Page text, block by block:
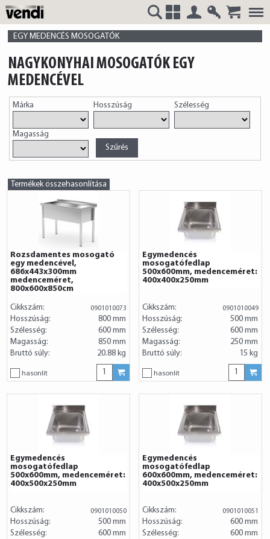
VENDI
HUNGÁRIA
EGY MEDENCÉS MOSOGATÓK
NAGYKONYHAI MOSOGATÓK EGY
MEDENCÉVEL
Márka Hosszúság Szélesség
Magasság
Termékek összehasonlítása
Rozsdamentes mosogató
egy medencével,
686x443x300mm
medenceméret,
800x600x850cm
Cikkszám: 0901010073
Hosszúság:
800 mm
Szélesség:
600 mm
Magasság:
850 mm
Bruttó súly:
20.88 kg
hasonlít
Egymedencés
mosogatófedlap
500x600mm, medenceméret:
400x400x250mm
Cikkszám: 0901010049
Hosszúság:
500 mm
Szélesség:
600 mm
Magasság:
250 mm
Bruttó súly:
15 kg
hasonlít
Egymedencés
mosogatófedlap
500x600mm, medenceméret:
400x500x250mm
Cikkszám: 0901010050
Hosszúság:
500 mm
Szélesség:
600 mm
Egymedencés
mosogatófedlap
600x600mm, medenceméret:
400x500x250mm
Cikkszám: 0901010051
Hosszúság:
600 mm
Szélesség:
600 mm